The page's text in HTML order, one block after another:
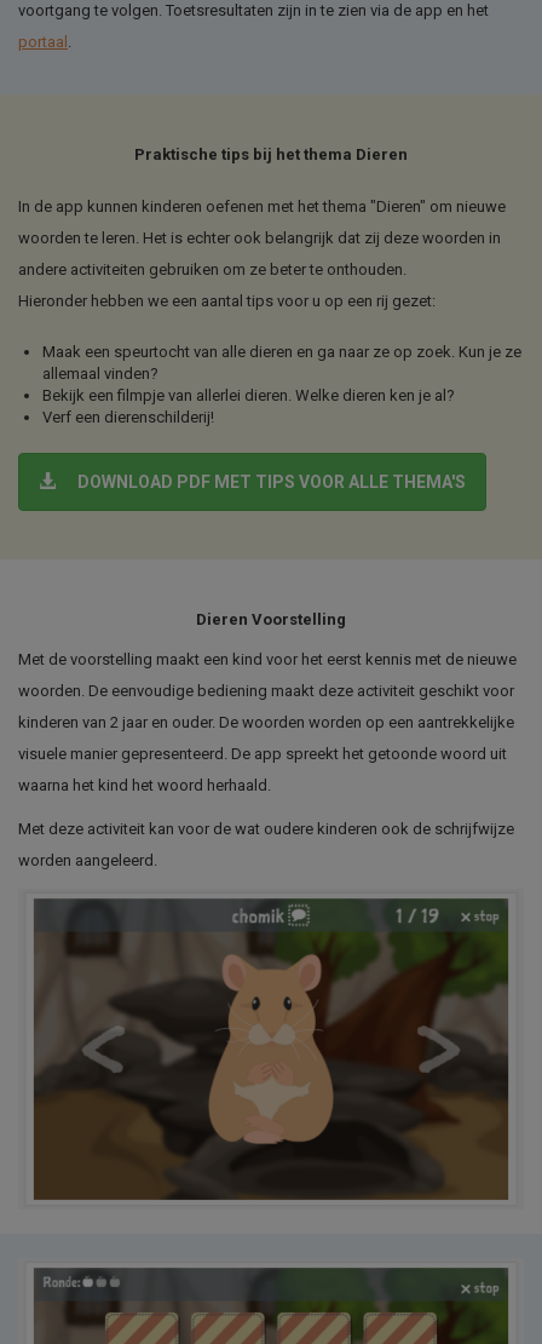
voortgang te volgen. Toetsresultaten zijn in te zien via de app en het
portaal .
Praktische tips bij het thema Dieren
In de app kunnen kinderen oefenen met het thema "Dieren" om nieuwe
woorden te leren. Het is echter ook belangrijk dat zij deze woorden in
andere activiteiten gebruiken om ze beter te onthouden.
Hieronder hebben we een aantal tips voor u op een rij gezet:
Maak een speurtocht van alle dieren en ga naar ze op zoek. Kun je ze
allemaal vinden?
Bekijk een filmpje van allerlei dieren. Welke dieren ken je al?
Verf een dierenschilderij!
DOWNLOAD PDF MET TIPS VOOR ALLE THEMA'S
Dieren Voorstelling
Met de voorstelling maakt een kind voor het eerst kennis met de nieuwe
woorden. De eenvoudige bediening maakt deze activiteit geschikt voor
kinderen van 2 jaar en ouder. De woorden worden op een aantrekkelijke
visuele manier gepresenteerd. De app spreekt het getoonde woord uit
waarna het kind het woord herhaald.
Met deze activiteit kan voor de wat oudere kinderen ook de schrijfwijze
worden aangeleerd.